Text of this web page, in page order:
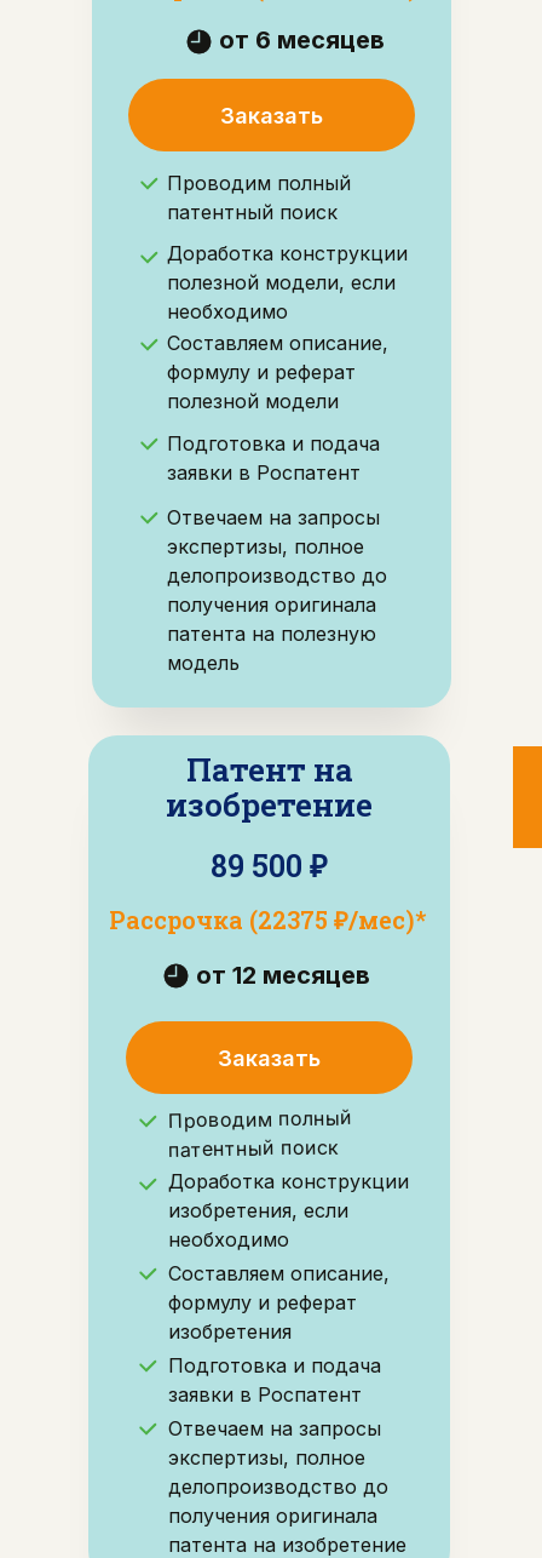
Проводим полный
патентный поиск
Доработка конструкции
полезной модели, если
необходимо
Составляем описание,
формулу и реферат
полезной модели
Подготовка и подача
заявки в Роспатент
Отвечаем на запросы
экспертизы, полное
делопроизводство до
получения оригинала
патента на полезную
модель
Проводим полный
патентный поиск
Доработка конструкции
изобретения, если
необходимо
Составляем описание,
формулу и реферат
изобретения
Подготовка и подача
заявки в Роспатент
Отвечаем на запросы
экспертизы, полное
делопроизводство до
получения оригинала
патента на изобретение
от 6 месяцев
от 12 месяцев
89 500 ₽
Патент на
изобретение
Рассрочка (22375 ₽/мес)*
Заказать
Заказать